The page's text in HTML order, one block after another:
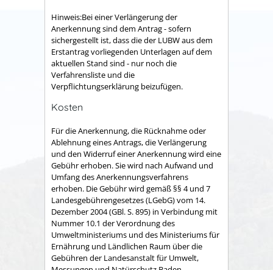
Hinweis:Bei einer Verlängerung der
Anerkennung sind dem Antrag - sofern
sichergestellt ist, dass die der LUBW aus dem
Erstantrag vorliegenden Unterlagen auf dem
aktuellen Stand sind - nur noch die
Verfahrensliste und die
Verpflichtungserklärung beizufügen.
Kosten
Für die Anerkennung, die Rücknahme oder
Ablehnung eines Antrags, die Verlängerung
und den Widerruf einer Anerkennung wird eine
Gebühr erhoben. Sie wird nach Aufwand und
Umfang des Anerkennungsverfahrens
erhoben. Die Gebühr wird gemäß §§ 4 und 7
Landesgebührengesetzes (LGebG) vom 14.
Dezember 2004 (GBl. S. 895) in Verbindung mit
Nummer 10.1 der Verordnung des
Umweltministeriums und des Ministeriums für
Ernährung und Ländlichen Raum über die
Gebühren der Landesanstalt für Umwelt,